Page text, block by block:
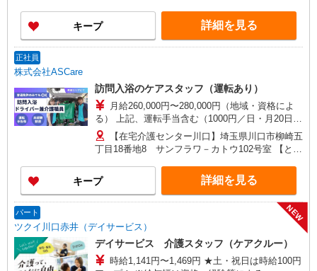
キープ 詳細を見る
正社員
株式会社ASCare
訪問入浴のケアスタッフ（運転あり）
月給260,000円〜280,000円（地域・資格によ
る） 上記、運転手当含む（1000円／日・月20日換
算） ★介護福祉士の方は月給20,000円加算（資格
手当） 別途交通費支給（30,000円上限／月） 別途
残業手当（月平均残業時間15時間）残業代全額支
給
【在宅介護センター川口】埼玉県川口市柳崎五
丁目18番地8 サンフラワ－カトウ102号室 【とこ
川ビル1階 【在宅介護センター加須】埼玉県加須
市花崎一丁目23番地10 【在宅介護センター上尾】
埼玉県上尾市上町一丁目11番地20 伊藤店舗1階
【与野営業所】埼玉県さいたま市中央区本町東四
丁目2番地2 AMENITYHOUSE 【在宅介護センタ
ー春日部】埼玉県春日部市粕壁東二丁目3番地40
グレースヒル橋本202号室
キープ 詳細を見る
パート
ツクイ川口赤井（デイサービス）
NEW
デイサービス 介護スタッフ（ケアクルー）
時給1,141円〜1,469円 ★土・祝日は時給100円